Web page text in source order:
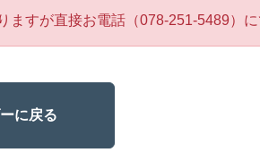
すが直接お電話（078-251-5489）
に戻る